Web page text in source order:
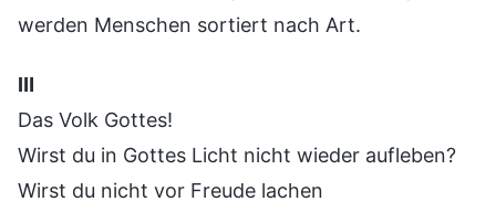
werden Menschen sortiert nach Art.
Ⅲ
Das Volk Gottes!
Wirst du in Gottes Licht nicht wieder aufleben?
Wirst du nicht vor Freude lachen